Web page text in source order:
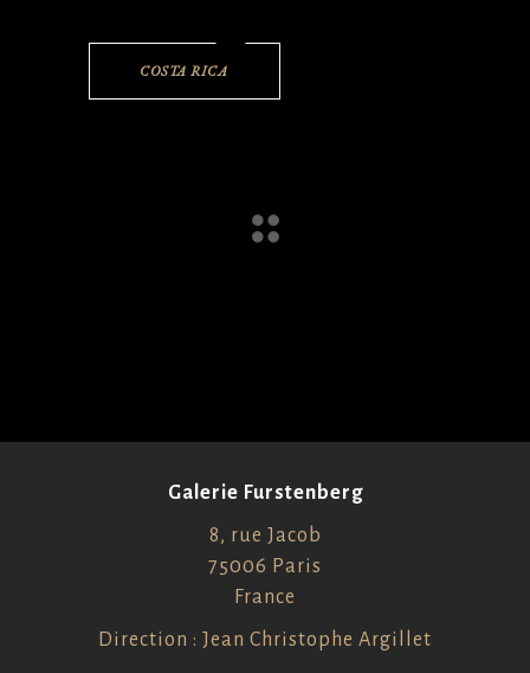
COSTA RICA
Galerie Furstenberg
8, rue Jacob
75006 Paris
France
Direction : Jean Christophe Argillet